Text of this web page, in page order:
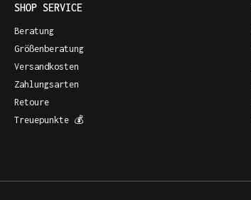
SHOP SERVICE
Beratung
Größenberatung
Versandkosten
Zahlungsarten
Retoure
Treuepunkte 💰